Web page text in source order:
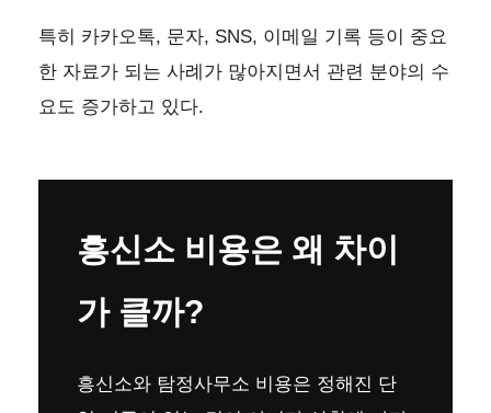
특히 카카오톡, 문자, SNS, 이메일 기록 등이 중요
한 자료가 되는 사례가 많아지면서 관련 분야의 수
요도 증가하고 있다.
흥신소 비용은 왜 차이
가 클까?
흥신소와 탐정사무소 비용은 정해진 단